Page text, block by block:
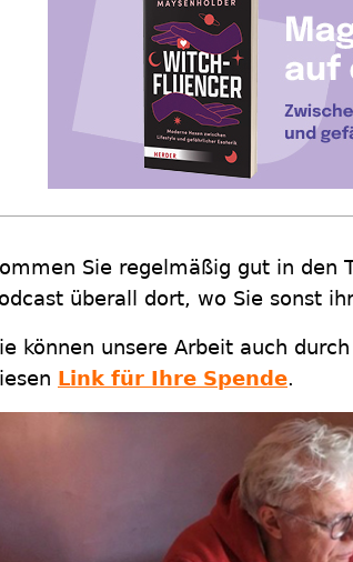
Sie regelmäßig gut in den
überall dort, wo Sie sonst
können unsere Arbeit auch
Link für Ihre Spende.